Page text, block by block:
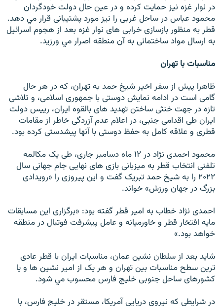
در نوار غزه نيز حمايت کرده و در عين حال دولت خودگردان
محمود عباس در ساحل غربی را نيز مورد پشتيبانی قرار مي دهد.
قطر به منظور بازسازی خرابی های نوار غزه بعد از هجوم اسرائيل
به ارسال مواد ساختمانی به آن منطقه اصرار مي ورزيد.
مناسبات با تهران
ظاهرا پيش از سفر اخير شيخ حمد به تهران، که در هر حال
گامی است در ادامه نمايش دوستی با جمهوری اسلامی، و تلاشی
تازه در جهت خنثی ساختن تهديد های بالقوه ايران، رييس دولت
ايران طی اقدامی جنبی، در اعلام عدم آزردگی خاطر از مقامات
قطری و علاقه کامل به حفظ دوستی با آنها پيشدستی کرده بود.
محمود احمدی نژاد در ۱۲ ماه دسامبر جاری، طی يک مکالمه
تلفنی انتخاب قطر به ميزبانی بازی های نهايی جام جهانی سال
۲۰۲۲ را به شيخ حمد تبريک گفت و اين پيروزی را «رويدادی
بزرگ در جهان ورزش» خواند.
احمدی نژاد خطاب به امير قطر گفته بود: «برگزاری اين مسابقات
مايه افتخار قطر و خاورميانه و عامل پيشرفت فوتبال در منطقه
خواهد بود.»
شايد بعد از سلطان نشين عمان، مناسبات ايران با قطر عادی
ترين سطح مناسبات بين تهران و هر يک از امير نشين ها و يا
کشورهای ساحل جنوبی خليج فارس محسوب مي شود.
در شرايطی که نيروی دريايی آمريکا، مستقر در خليج فارس، با